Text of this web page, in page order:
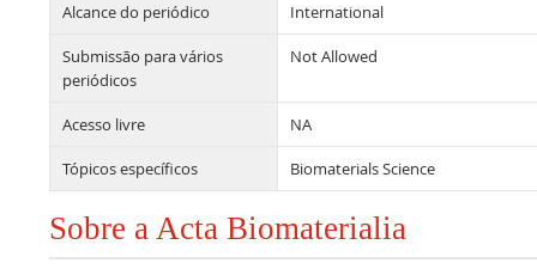
Alcance do periódico International
Submissão para vários
periódicos
Not Allowed
Acesso livre NA
Tópicos específicos Biomaterials Science
Sobre a Acta Biomaterialia